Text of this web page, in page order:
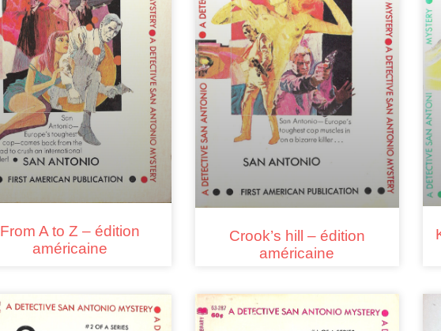
From A to Z – édition
américaine
Crook’s hill – édition
américaine